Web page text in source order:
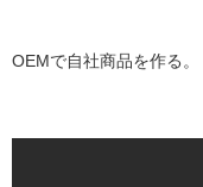
OEMで自社商品を作る。